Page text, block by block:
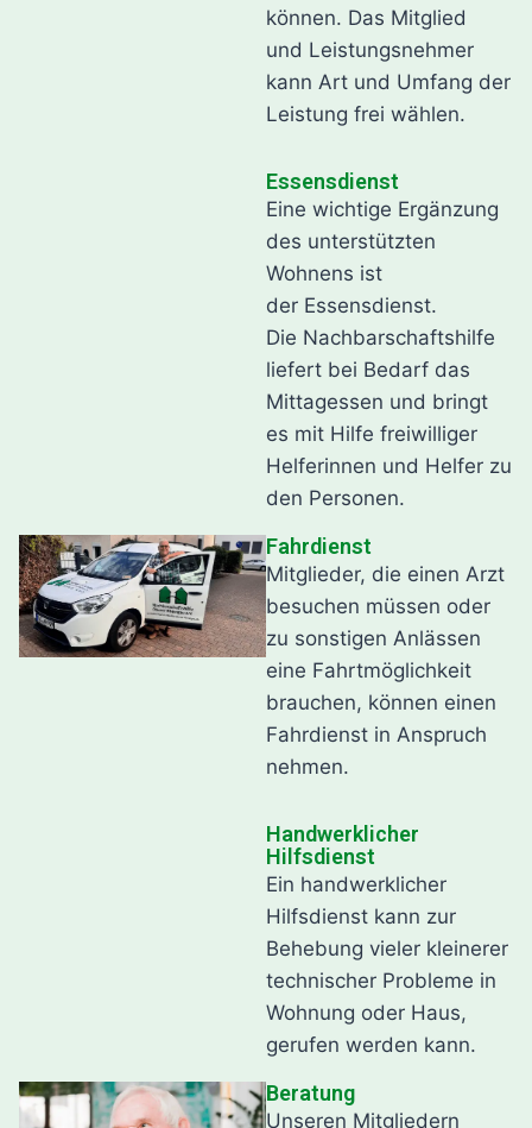
können. Das Mitglied
und Leistungsnehmer
kann Art und Umfang der
Leistung frei wählen.
Essensdienst
Eine wichtige Ergänzung
des unterstützten
Wohnens ist
der Essensdienst.
Die Nachbarschaftshilfe
liefert bei Bedarf das
Mittagessen und bringt
es mit Hilfe freiwilliger
Helferinnen und Helfer zu
den Personen.
Fahrdienst
Mitglieder, die einen Arzt
besuchen müssen oder
zu sonstigen Anlässen
eine Fahrtmöglichkeit
brauchen, können einen
Fahrdienst in Anspruch
nehmen.
Handwerklicher
Hilfsdienst
Ein handwerklicher
Hilfsdienst kann zur
Behebung vieler kleinerer
technischer Probleme in
Wohnung oder Haus,
gerufen werden kann.
Beratung
Unseren Mitgliedern